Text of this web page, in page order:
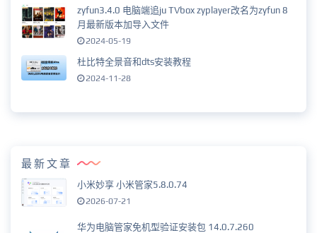
zyfun3.4.0 电脑端追ju TVbox zyplayer改名为zyfun 8
月最新版本加导入文件
2024-05-19
杜比特全景音和dts安装教程
2024-11-28
最新文章
小米妙享 小米管家5.8.0.74
2026-07-21
华为电脑管家免机型验证安装包 14.0.7.260